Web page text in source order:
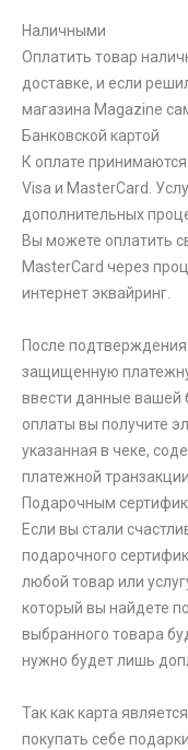
Наличными
Оплатить товар
доставке, и если
магазина Magazine
Банковской картой
К оплате
Visa и MasterCard.
дополнительных
Вы можете оплатить
MasterCard через
интернет эквайринг.
После
защищенную
ввести данные вашей
оплаты вы получите
указанная в чеке,
платежной транзакции.
Подарочным
Если вы стали
подарочного
любой товар или
который вы найдете
выбранного товара
нужно будет лишь
Так как карта
покупать себе